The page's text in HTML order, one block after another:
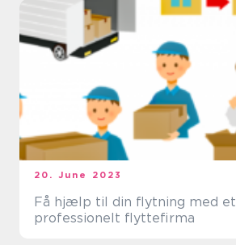
20. June 2023
Få hjælp til din flytning med et
professionelt flyttefirma